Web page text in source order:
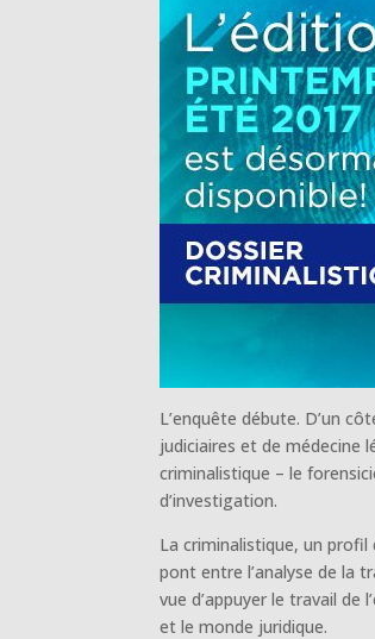
L’enquête débute. D’un
judiciaires et de médecine
criminalistique – le
d’investigation.
La criminalistique, un profil
pont entre l’analyse de la
vue d’appuyer le travail de
et le monde juridique.